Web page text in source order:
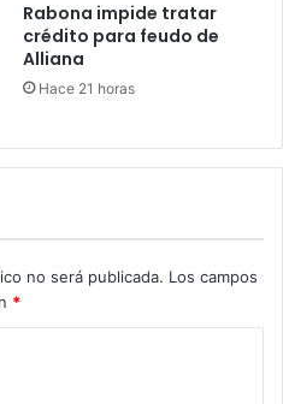
Rabona impide tratar
crédito para feudo de
Alliana
Hace 21 horas
no será publicada. Los campos
*